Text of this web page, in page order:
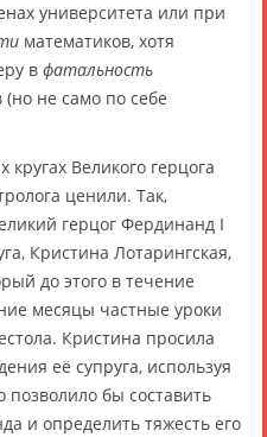
университета или при
математиков, хотя
в фатальность
(но не само по себе
Великого герцога
ценили. Так,
герцог Фердинанд I
Кристина Лотарингская,
до этого в течение
месяцы частные уроки
Кристина просила
её супруга, используя
позволило бы составить
и определить тяжесть его